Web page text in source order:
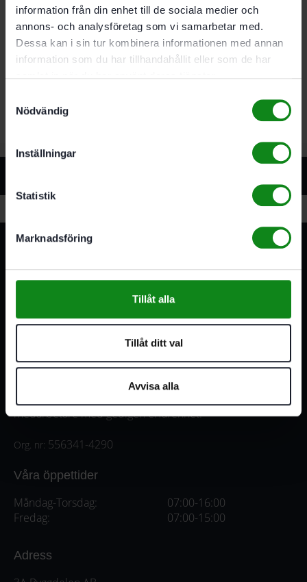
information från din enhet till de sociala medier och
annons- och analysföretag som vi samarbetar med.
Dessa kan i sin tur kombinera informationen med annan
information som du har tillhandahållit eller som de har
Nödvändig
Inställningar
Statistik
Marknadsföring
Tillåt alla
Tillåt ditt val
Avvisa alla
Det finns inga recensioner än.
Bli först med att recensera ”Festool DOMINO-bricka
3A Byggdelen
förbrukningsmaterial. Vi har en fysisk butik och
serviceverkstad i Stockholm samt en e-handel för hela
medarbetare med gedigen erfarenhet.
Org. nr: 556341-4290
Våra öppettider
Måndag-Torsdag:
Fredag:
07:00-16:00
07:00-15:00
Adress